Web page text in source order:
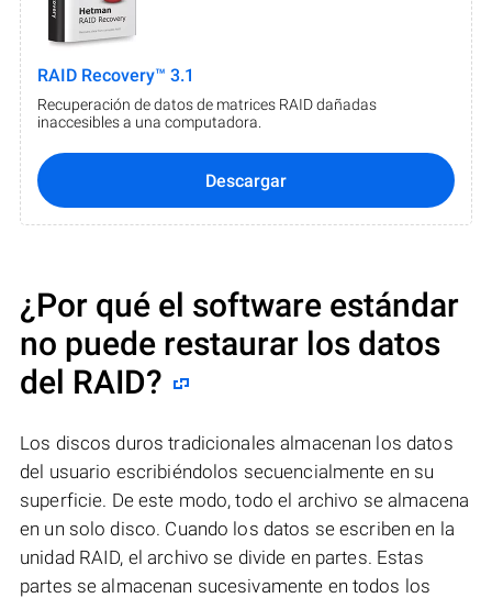
RAID Recovery™ 3.1
Recuperación de datos de matrices RAID dañadas
inaccesibles a una computadora.
Descargar
¿Por qué el software estándar
no puede restaurar los datos
del RAID?
Los discos duros tradicionales almacenan los datos
del usuario escribiéndolos secuencialmente en su
superficie. De este modo, todo el archivo se almacena
en un solo disco. Cuando los datos se escriben en la
unidad RAID, el archivo se divide en partes. Estas
partes se almacenan sucesivamente en todos los